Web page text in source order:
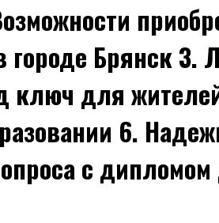
Брянск 3.
для
6.
с